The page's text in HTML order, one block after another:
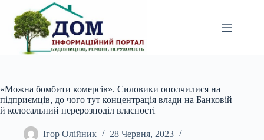
вмісту
«Можна бомбити комерсів». Силовики ополчилися на
підприємців, до чого тут концентрація влади на Банковій
й колосальний перерозподіл власності
Ігор Олійник
28 Червня, 2023